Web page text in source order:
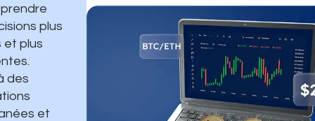
plus
et plus
des
et